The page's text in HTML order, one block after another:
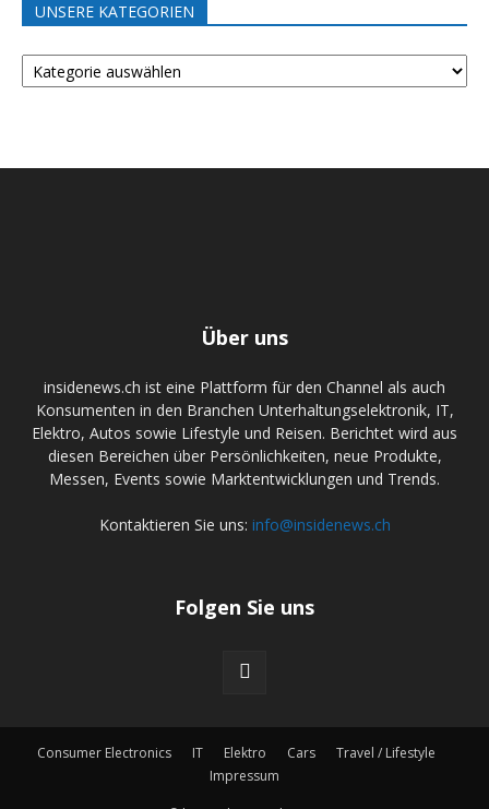
UNSERE KATEGORIEN
UNSERE
KATEGORIEN
Über uns
insidenews.ch ist eine Plattform für den Channel als auch
Konsumenten in den Branchen Unterhaltungselektronik, IT,
Elektro, Autos sowie Lifestyle und Reisen. Berichtet wird aus
diesen Bereichen über Persönlichkeiten, neue Produkte,
Messen, Events sowie Marktentwicklungen und Trends.
Kontaktieren Sie uns: info@insidenews.ch
Folgen Sie uns
Consumer Electronics IT Elektro Cars
Travel / Lifestyle
Impressum